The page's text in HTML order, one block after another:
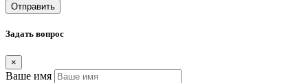
Отправить
Задать вопрос
×
Ваше имя